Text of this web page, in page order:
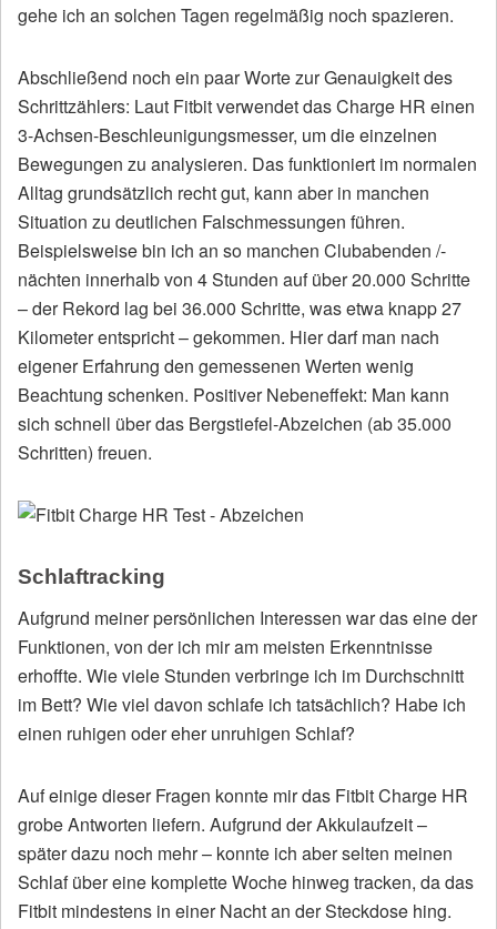
gehe ich an solchen Tagen regelmäßig noch spazieren.
Abschließend noch ein paar Worte zur Genauigkeit des
Schrittzählers: Laut Fitbit verwendet das Charge HR einen
3-Achsen-Beschleunigungsmesser, um die einzelnen
Bewegungen zu analysieren. Das funktioniert im normalen
Alltag grundsätzlich recht gut, kann aber in manchen
Situation zu deutlichen Falschmessungen führen.
Beispielsweise bin ich an so manchen Clubabenden /-
nächten innerhalb von 4 Stunden auf über 20.000 Schritte
– der Rekord lag bei 36.000 Schritte, was etwa knapp 27
Kilometer entspricht – gekommen. Hier darf man nach
eigener Erfahrung den gemessenen Werten wenig
Beachtung schenken. Positiver Nebeneffekt: Man kann
sich schnell über das Bergstiefel-Abzeichen (ab 35.000
Schritten) freuen.
Schlaftracking
Aufgrund meiner persönlichen Interessen war das eine der
Funktionen, von der ich mir am meisten Erkenntnisse
erhoffte. Wie viele Stunden verbringe ich im Durchschnitt
im Bett? Wie viel davon schlafe ich tatsächlich? Habe ich
einen ruhigen oder eher unruhigen Schlaf?
Auf einige dieser Fragen konnte mir das Fitbit Charge HR
grobe Antworten liefern. Aufgrund der Akkulaufzeit –
später dazu noch mehr – konnte ich aber selten meinen
Schlaf über eine komplette Woche hinweg tracken, da das
Fitbit mindestens in einer Nacht an der Steckdose hing.